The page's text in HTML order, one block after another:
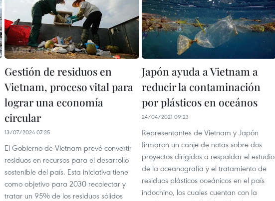
Gestión de residuos en
Vietnam, proceso vital para
lograr una economía
circular
13/07/2024 07:25
El Gobierno de Vietnam prevé convertir
residuos en recursos para el desarrollo
sostenible del país. Esta iniciativa tiene
como objetivo para 2030 recolectar y
tratar un 95% de los residuos sólidos
Japón ayuda a Vietnam a
reducir la contaminación
por plásticos en oceános
24/04/2021 09:23
Representantes de Vietnam y Japón
firmaron un canje de notas sobre dos
proyectos dirigidos a respaldar el estudio
de la oceanografía y el tratamiento de
residuos plásticos oceánicos en el país
indochino, los cuales cuentan con la